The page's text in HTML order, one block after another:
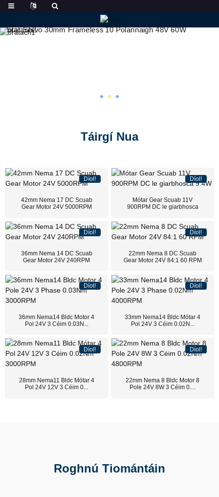
Táirgí Nua
Díol!
42mm Nema 17 DC Scuab
Gear Motor 24V 5000RPM
Díol!
Mótar Gear Scuab 11V
900RPM DC le giarbhosca
Díol!
36mm Nema 14 DC Scuab
Gear Motor 24V 240RPM
Díol!
22mm Nema 8 DC Scuab
Gear Motor 24V 84:1 60 RPM
Díol!
36mm Nema14 Bldc Motor 4
Pol 24V 3 Céim 0.03N...
Díol!
33mm Nema14 Bldc Mótar 4
Pol 24V 3 Céim 0.02N...
Díol!
28mm Nema11 Bldc Mótar 4
Pol 24V 12V 3 Céim 0...
Díol!
22mm Nema 8 Bldc Motor 8
Pole 24V 8W 3 Céim 0....
Roghnú Tiomántáin